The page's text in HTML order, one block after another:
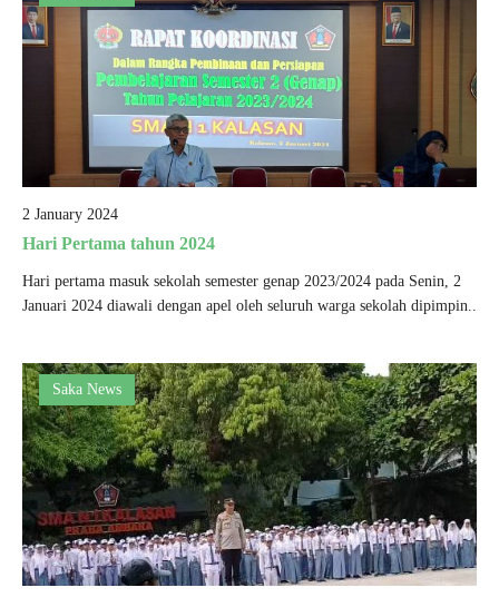
2 January 2024
Hari Pertama tahun 2024
Hari pertama masuk sekolah semester genap 2023/2024 pada Senin, 2
Januari 2024 diawali dengan apel oleh seluruh warga sekolah dipimpin..
Saka News